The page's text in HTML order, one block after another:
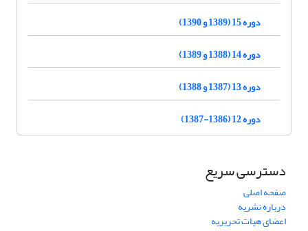
دوره 15 (1389 و 1390)
دوره 14 (1388 و 1389)
دوره 13 (1387 و 1388)
دوره 12 (1386-1387)
دسترسی سریع
صفحه اصلی
درباره نشریه
اعضای هیات تحریریه